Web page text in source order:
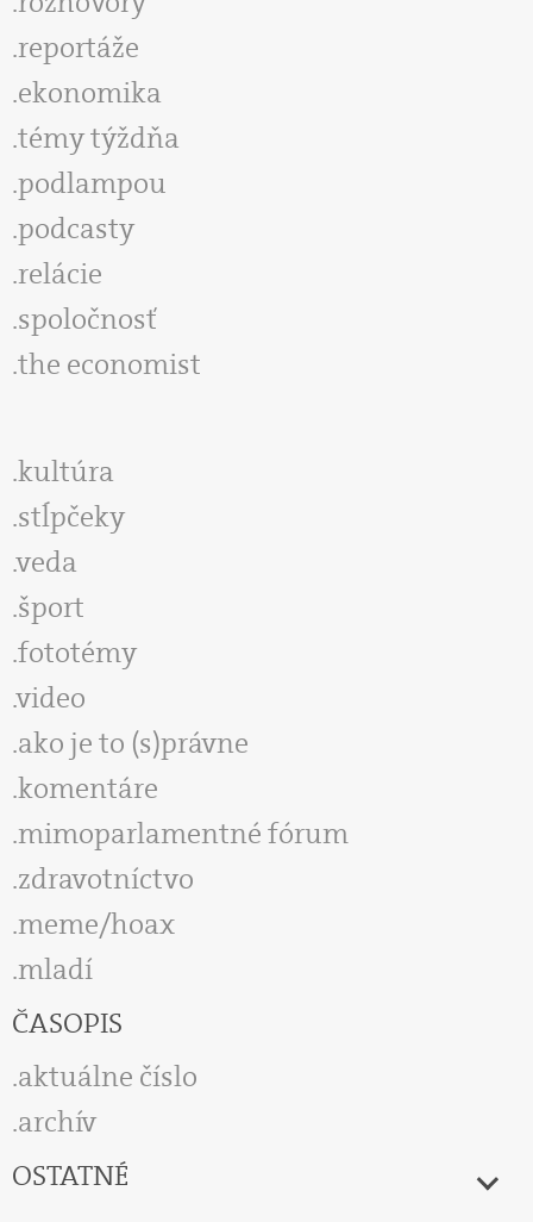
reportáže
ekonomika
témy týždňa
podlampou
podcasty
relácie
spoločnosť
the economist
kultúra
stĺpčeky
veda
šport
fototémy
video
ako je to (s)právne
komentáre
mimoparlamentné fórum
zdravotníctvo
meme/hoax
mladí
ČASOPIS
aktuálne číslo
archív
OSTATNÉ